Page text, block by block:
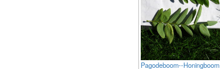
Pagodeboom--Honingboom